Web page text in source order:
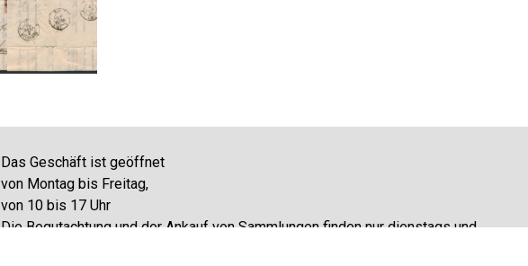
Das Geschäft ist geöffnet
von Montag bis Freitag,
von 10 bis 17 Uhr
Die Begutachtung und der Ankauf von Sammlungen finden nur dienstags und